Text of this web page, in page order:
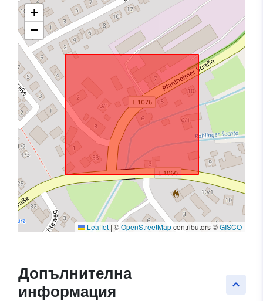
+
−
Leaflet | ©OpenStreetMapcontributors ©GISCO
keyboard_arrow_up
Допълнителна
информация